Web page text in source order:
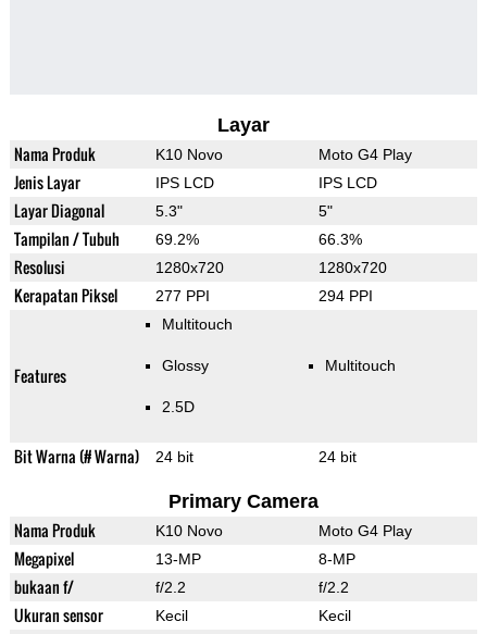
Layar
Nama Produk K10 Novo Moto G4 Play
Jenis Layar IPS LCD IPS LCD
Layar Diagonal 5.3" 5"
Tampilan / Tubuh 69.2% 66.3%
Resolusi 1280x720 1280x720
Kerapatan Piksel 277 PPI 294 PPI
Features
Multitouch
Glossy
2.5D
Multitouch
Bit Warna (# Warna) 24 bit 24 bit
Primary Camera
Nama Produk K10 Novo Moto G4 Play
Megapixel 13-MP 8-MP
bukaan f/ f/2.2 f/2.2
Ukuran sensor Kecil Kecil